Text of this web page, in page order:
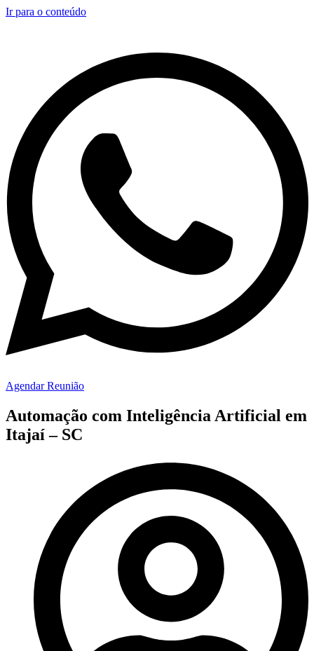
Ir para o conteúdo
Agendar Reunião
Automação com Inteligência Artificial em
Itajaí – SC